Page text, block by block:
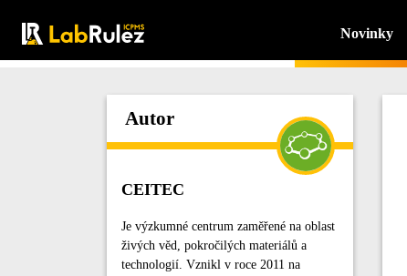
Novinky
Autor
CEITEC
Je výzkumné centrum zaměřené na oblast
živých věd, pokročilých materiálů a
technologií. Vznikl v roce 2011 na